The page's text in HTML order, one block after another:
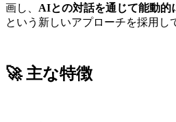
画し、 AIとの対話を通じて能動的
という新しいアプローチを採用し
🚀 主な特徴